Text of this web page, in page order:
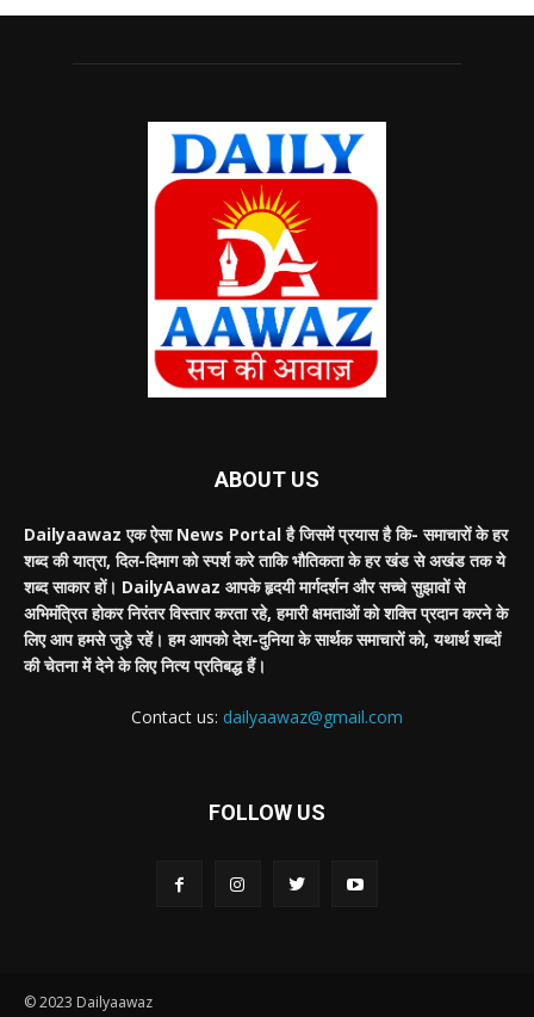
ABOUT US
Dailyaawaz एक ऐसा News Portal है जिसमें प्रयास है कि- समाचारों के हर
शब्द की यात्रा, दिल-दिमाग को स्पर्श करे ताकि भौतिकता के हर खंड से अखंड तक ये
शब्द साकार हों। DailyAawaz आपके हृदयी मार्गदर्शन और सच्चे सुझावों से
अभिमंत्रित होकर निरंतर विस्तार करता रहे, हमारी क्षमताओं को शक्ति प्रदान करने के
लिए आप हमसे जुड़े रहें। हम आपको देश-दुनिया के सार्थक समाचारों को, यथार्थ शब्दों
की चेतना में देने के लिए नित्य प्रतिबद्ध हैं।
Contact us: dailyaawaz@gmail.com
FOLLOW US
© 2023 Dailyaawaz